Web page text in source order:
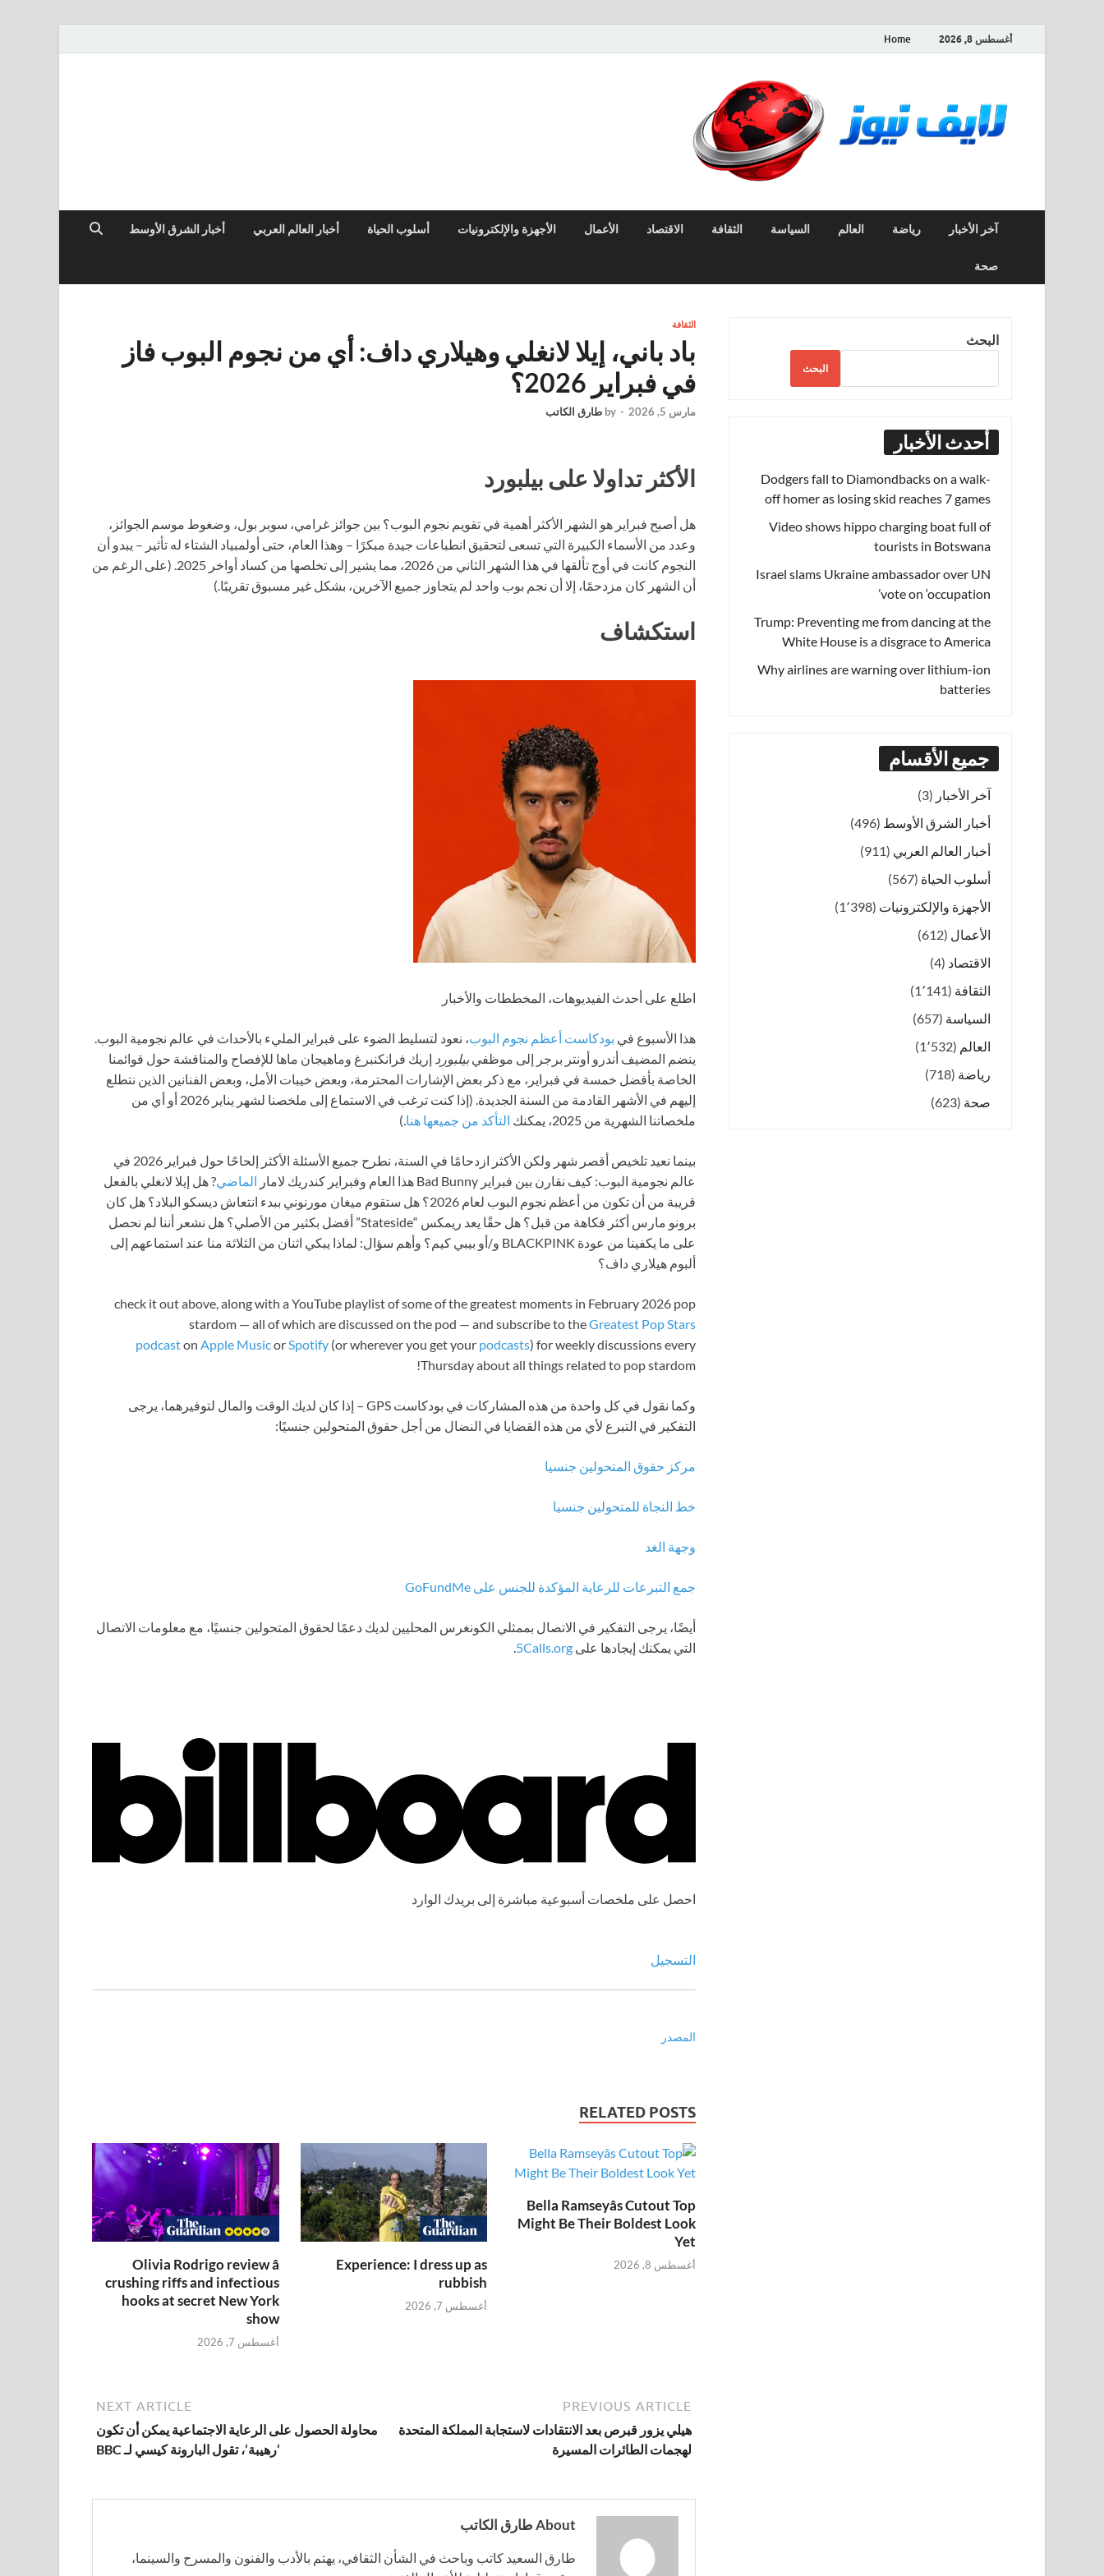
أغسطس 8, 2026 Home
آخر الأخبار رياضة العالم السياسة الثقافة الاقتصاد الأعمال الأجهزة والإلكترونيات أسلوب الحياة أخبار العالم العربي أخبار الشرق الأوسط
صحة
الثقافة
باد باني، إيلا لانغلي وهيلاري داف: أي من نجوم البوب فاز
في فبراير 2026؟
مارس 5, 2026 -
by طارق الكاتب
الأكثر تداولا على بيلبورد
هل أصبح فبراير هو الشهر الأكثر أهمية في تقويم نجوم البوب؟ بين جوائز غرامي، سوبر بول، وضغوط موسم الجوائز،
وعدد من الأسماء الكبيرة التي تسعى لتحقيق انطباعات جيدة مبكرًا – وهذا العام، حتى أولمبياد الشتاء له تأثير – يبدو أن
النجوم كانت في أوج تألقها في هذا الشهر الثاني من 2026، مما يشير إلى تخلصها من كساد أواخر 2025. (على الرغم من
أن الشهر كان مزدحمًا، إلا أن نجم بوب واحد لم يتجاوز جميع الآخرين، بشكل غير مسبوق تقريبًا.)
استكشاف
اطلع على أحدث الفيديوهات، المخططات والأخبار
هذا الأسبوع في بودكاست أعظم نجوم البوب، نعود لتسليط الضوء على فبراير المليء بالأحداث في عالم نجومية البوب.
ينضم المضيف أندرو أونتر برجر إلى موظفي بيلبورد إريك فرانكنبرغ وماهيجان ماها للإفصاح والمناقشة حول قوائمنا
الخاصة بأفضل خمسة في فبراير، مع ذكر بعض الإشارات المحترمة، وبعض خيبات الأمل، وبعض الفنانين الذين نتطلع
إليهم في الأشهر القادمة من السنة الجديدة. (إذا كنت ترغب في الاستماع إلى ملخصنا لشهر يناير 2026 أو أي من
ملخصاتنا الشهرية من 2025، يمكنك
التأكد من جميعها هنا.)
بينما نعيد تلخيص أقصر شهر ولكن الأكثر ازدحامًا في السنة، نطرح جميع الأسئلة الأكثر إلحاحًا حول فبراير 2026 في
عالم نجومية البوب: كيف نقارن بين فبراير Bad Bunny هذا العام وفبراير كندريك لامار
الماضي? هل إيلا لانغلي بالفعل
قريبة من أن تكون من أعظم نجوم البوب لعام 2026؟ هل ستقوم ميغان مورنوني ببدء انتعاش ديسكو البلاد؟ هل كان
برونو مارس أكثر فكاهة من قبل؟ هل حقًا يعد ريمكس “Stateside” أفضل بكثير من الأصلي؟ هل نشعر أننا لم نحصل
على ما يكفينا من عودة BLACKPINK و/أو بيبي كيم؟ وأهم سؤال: لماذا يبكي اثنان من الثلاثة منا عند استماعهم إلى
ألبوم هيلاري داف؟
check it out above, along with a YouTube playlist of some of the greatest moments in February 2026 pop
stardom — all of which are discussed on the pod — and subscribe to theGreatest Pop Stars
podcaston Apple MusicorSpotify (or wherever you get your podcasts) for weekly discussions every
Thursday about all things related to pop stardom!
وكما نقول في كل واحدة من هذه المشاركات في بودكاست GPS – إذا كان لديك الوقت والمال لتوفيرهما، يرجى
التفكير في التبرع لأي من هذه القضايا في النضال من أجل حقوق المتحولين جنسيًا:
مركز حقوق المتحولين جنسيا
خط النجاة للمتحولين جنسيا
وجهة الغد
جمع التبرعات للرعاية المؤكدة للجنس على GoFundMe
أيضًا، يرجى التفكير في الاتصال بممثلي الكونغرس المحليين لديك دعمًا لحقوق المتحولين جنسيًا، مع معلومات الاتصال
التي يمكنك إيجادها على 5Calls.org
.
احصل على ملخصات أسبوعية مباشرة إلى بريدك الوارد
التسجيل
المصدر
RELATED POSTS
Bella Ramseyâs Cutout Top
Might Be Their Boldest Look
Yet
أغسطس 8, 2026
Experience: I dress up as
rubbish
أغسطس 7, 2026
Olivia Rodrigo review â
crushing riffs and infectious
hooks at secret New York
show
أغسطس 7, 2026
PREVIOUS ARTICLE
هيلي يزور قبرص بعد الانتقادات لاستجابة المملكة المتحدة
لهجمات الطائرات المسيرة
NEXT ARTICLE
محاولة الحصول على الرعاية الاجتماعية يمكن أن تكون
‘رهيبة’، تقول البارونة كيسي لـ BBC
About طارق الكاتب
طارق السعيد كاتب وباحث في الشأن الثقافي، يهتم بالأدب والفنون والمسرح والسينما،
البحث
البحث
أحدث الأخبار
Dodgers fall to Diamondbacks on a walk-
off homer as losing skid reaches 7 games
Video shows hippo charging boat full of
tourists in Botswana
Israel slams Ukraine ambassador over UN
vote on ‘occupation’
Trump: Preventing me from dancing at the
White House is a disgrace to America
Why airlines are warning over lithium-ion
batteries
جميع الأقسام
آخر الأخبار (3)
أخبار الشرق الأوسط (496)
أخبار العالم العربي (911)
أسلوب الحياة (567)
الأجهزة والإلكترونيات (1٬398)
الأعمال (612)
الاقتصاد (4)
الثقافة (1٬141)
السياسة (657)
العالم (1٬532)
رياضة (718)
صحة (623)